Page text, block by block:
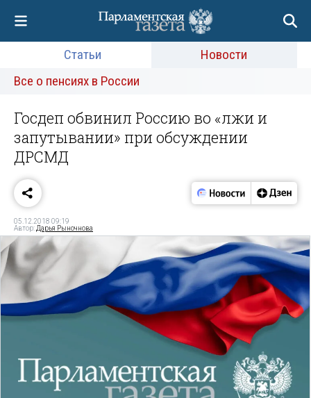
Статьи
Новости
Все о пенсиях в России
Госдеп обвинил Россию во «лжи и
запутывании» при обсуждении
ДРСМД
05.12.2018 09:19
Автор: Дарья Рыночнова